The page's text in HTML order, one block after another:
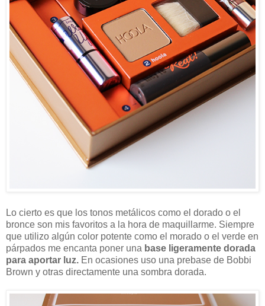
Lo cierto es que los tonos metálicos como el dorado o el
bronce son mis favoritos a la hora de maquillarme. Siempre
que utilizo algún color potente como el morado o el verde en
párpados me encanta poner una base ligeramente dorada
para aportar luz. En ocasiones uso una prebase de Bobbi
Brown y otras directamente una sombra dorada.